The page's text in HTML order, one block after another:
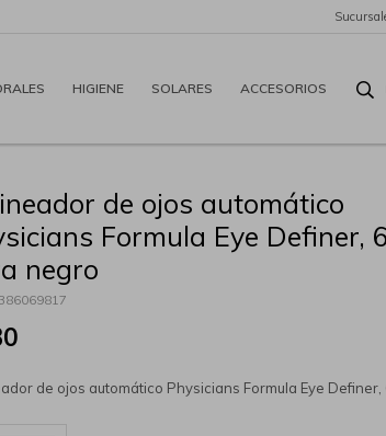
HIGIENE SOLARES ACCESORIOS
de ojos automático
Formula Eye Definer,
negro
de ojos automático Physicians Formula Eye